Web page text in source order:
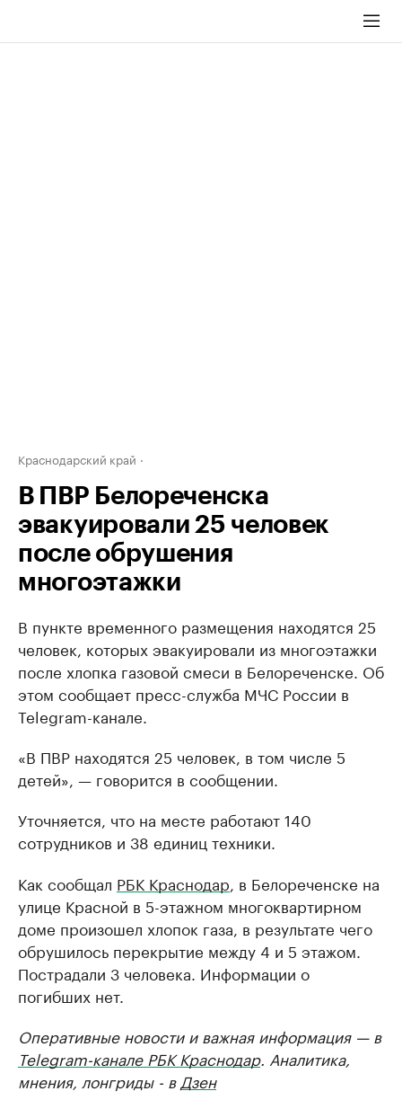
Краснодарский край
В ПВР Белореченска
эвакуировали 25 человек
после обрушения
многоэтажки
В пункте временного размещения находятся 25
человек, которых эвакуировали из многоэтажки
после хлопка газовой смеси в Белореченске. Об
этом сообщает пресс-служба МЧС России в
Telegram-канале.
«В ПВР находятся 25 человек, в том числе 5
детей», — говорится в сообщении.
Уточняется, что на месте работают 140
сотрудников и 38 единиц техники.
Как сообщал РБК Краснодар , в Белореченске на
улице Красной в 5-этажном многоквартирном
доме произошел хлопок газа, в результате чего
обрушилось перекрытие между 4 и 5 этажом.
Пострадали 3 человека. Информации о
погибших нет.
Оперативные новости и важная информация — в
Telegram-канале РБК Краснодар. Аналитика,
мнения, лонгриды - в Дзен